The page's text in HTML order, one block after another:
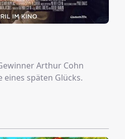
Arthur Cohn
späten Glücks.